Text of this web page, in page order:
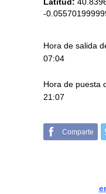
Latitud:
-
Hora de salida
07:04
Hora de puesta
21:07
Comparte